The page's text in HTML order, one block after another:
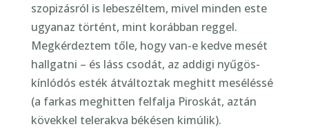
szopizásról is lebeszéltem, mivel minden este
ugyanaz történt, mint korábban reggel.
Megkérdeztem tőle, hogy van-e kedve mesét
hallgatni – és láss csodát, az addigi nyűgös-
kínlódós esték átváltoztak meghitt meséléssé
(a farkas meghitten felfalja Piroskát, aztán
kövekkel telerakva békésen kimúlik).